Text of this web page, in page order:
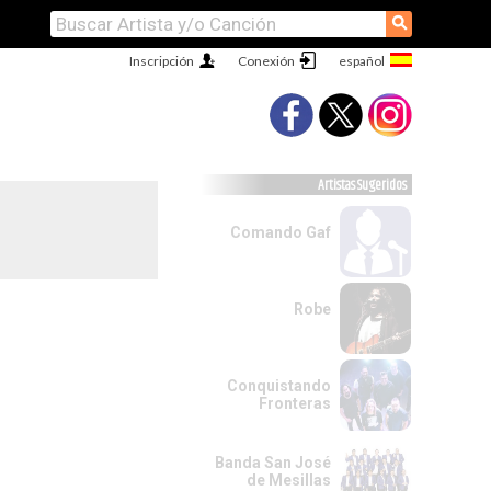
⚲
Conexión
Inscripción
Artistas Sugeridos
Comando Gaf
Robe
Conquistando
Fronteras
Banda San José
de Mesillas